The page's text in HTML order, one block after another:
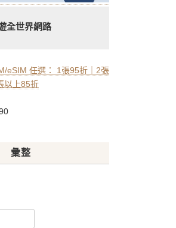
全世界網路
eSIM 任選： 1張95折｜2張
以上85折
彙整